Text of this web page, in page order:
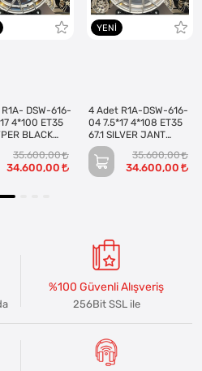
DSW-616-
4*100 ET35
35.600,00
34.600,00
YENI
4 Adet R1A-DSW-616-
04 7.5*17 4*108 ET35
67.1 SILVER JANT
(Takım)
35.600,00
34.600,00
%100 Güvenli Alışveriş
256Bit SSL ile